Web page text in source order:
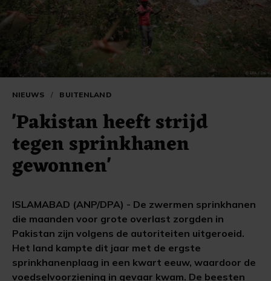
NIEUWS / BUITENLAND
'Pakistan heeft strijd
tegen sprinkhanen
gewonnen'
ISLAMABAD (ANP/DPA) - De zwermen sprinkhanen
die maanden voor grote overlast zorgden in
Pakistan zijn volgens de autoriteiten uitgeroeid.
Het land kampte dit jaar met de ergste
sprinkhanenplaag in een kwart eeuw, waardoor de
voedselvoorziening in gevaar kwam. De beesten